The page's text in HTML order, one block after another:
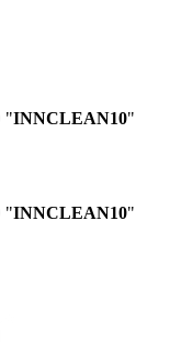
"INNCLEAN10"
"INNCLEAN10"